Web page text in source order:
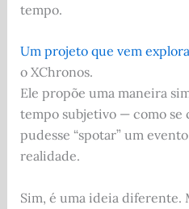
tempo.
Um projeto que vem
o XChronos.
Ele propõe uma maneira
tempo subjetivo — como se
pudesse “spotar” um
realidade.
Sim, é uma ideia diferente.